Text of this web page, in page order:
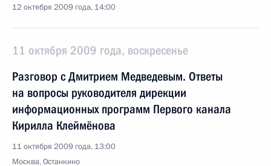
12 октября 2009 года, 14:00
11 октября 2009 года, воскресенье
Разговор с Дмитрием Медведевым. Ответы
на вопросы руководителя дирекции
информационных программ Первого канала
Кирилла Клеймёнова
11 октября 2009 года, 13:00
Москва, Останкино